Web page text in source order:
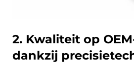
2. Kwaliteit op
dankzij